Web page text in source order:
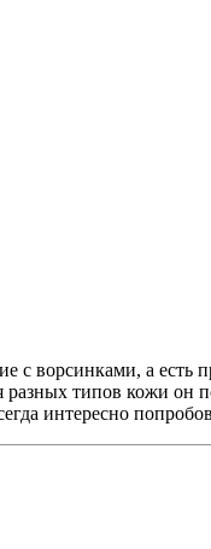
с ворсинками, а есть
разных типов кожи он
интересно